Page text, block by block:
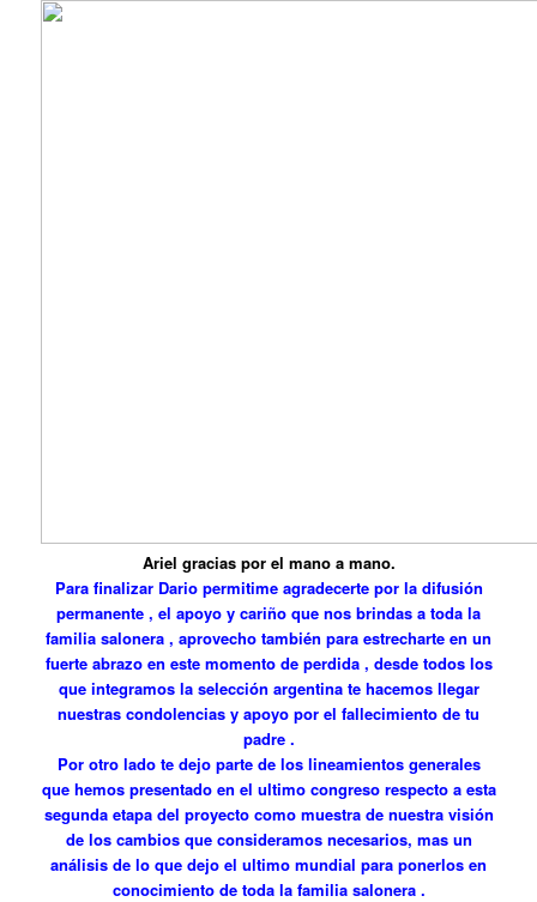
Ariel gracias por el mano a mano.
Para finalizar Dario permitime agradecerte por la difusión
permanente , el apoyo y cariño que nos brindas a toda la
familia salonera , aprovecho también para estrecharte en un
fuerte abrazo en este momento de perdida , desde todos los
que integramos la selección argentina te hacemos llegar
nuestras condolencias y apoyo por el fallecimiento de tu
padre .
Por otro lado te dejo parte de los lineamientos generales
que hemos presentado en el ultimo congreso respecto a esta
segunda etapa del proyecto como muestra de nuestra visión
de los cambios que consideramos necesarios, mas un
análisis de lo que dejo el ultimo mundial para ponerlos en
conocimiento de toda la familia salonera .